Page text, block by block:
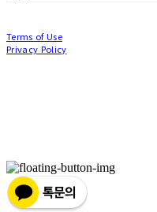
Terms of Use
Privacy Policy